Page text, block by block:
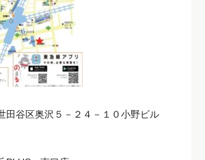
田谷区奥沢５－２４－１０小野ビル